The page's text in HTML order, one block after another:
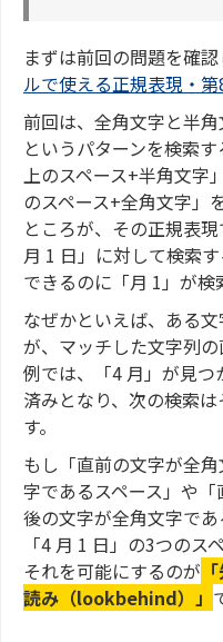
まずは前回の問題を確
ルで使える正規表現・第
前回は、全角文字と半
というパターンを検索
上のスペース+半角文字
のスペース+全角文字」
ところが、その正規表
月 1 日」に対して検索
できるのに「月 1」が検
なぜかといえば、ある
が、マッチした文字列
例では、「4 月」が見
済みとなり、次の検索
す。
もし「直前の文字が全
字であるスペース」や
後の文字が全角文字であ
「4 月 1 日」の3つのス
それを可能にするのが
読み（lookbehind）」